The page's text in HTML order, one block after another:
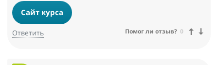
Сайт курса
Ответить Помог ли отзыв? 0